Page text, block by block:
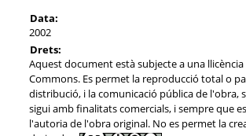
Data:
2002
Drets:
Aquest document està subjecte a una
Commons. Es permet la reproducció total o
distribució, i la comunicació pública de l'obra,
sigui amb finalitats comercials, i sempre que
l'autoria de l'obra original. No es permet la